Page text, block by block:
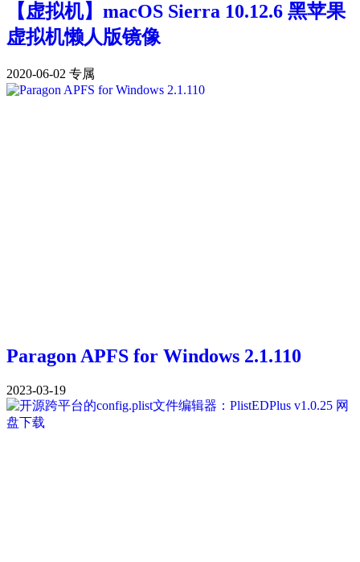
【虚拟机】macOS Sierra 10.12.6 黑苹果
虚拟机懒人版镜像
2020-06-02 专属
Paragon APFS for Windows 2.1.110
2023-03-19